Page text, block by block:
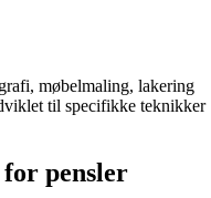
møbelmaling, lakering
til specifikke teknikker
pensler